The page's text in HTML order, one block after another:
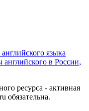
языка
в России,
ресурса - активная
обязательна.